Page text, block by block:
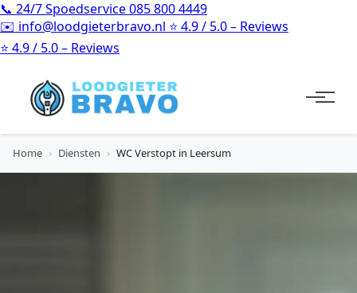
📞 24/7 Spoedservice085 800 4449
✉️ info@loodgieterbravo.nl ⭐ 4.9 / 5.0 – Reviews
⭐ 4.9 / 5.0 – Reviews
Home › Diensten › WC Verstopt in Leersum